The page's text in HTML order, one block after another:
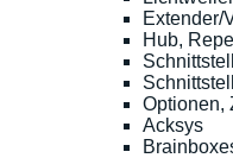
Extender/
Hub,
Optionen,
Acksys